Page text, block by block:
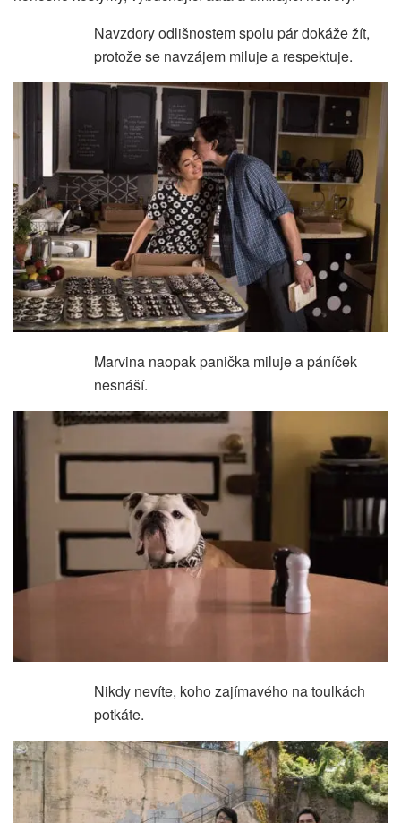
Navzdory odlišnostem spolu pár dokáže žít,
protože se navzájem miluje a respektuje.
Marvina naopak panička miluje a páníček
nesnáší.
Nikdy nevíte, koho zajímavého na toulkách
potkáte.